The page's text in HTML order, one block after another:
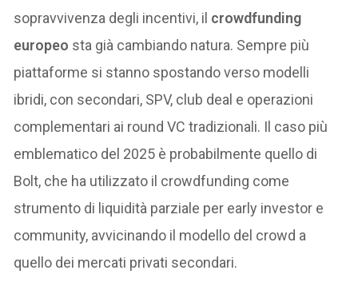
sopravvivenza degli incentivi, il crowdfunding
europeo sta già cambiando natura. Sempre più
piattaforme si stanno spostando verso modelli
ibridi, con secondari, SPV, club deal e operazioni
complementari ai round VC tradizionali. Il caso più
emblematico del 2025 è probabilmente quello di
Bolt, che ha utilizzato il crowdfunding come
strumento di liquidità parziale per early investor e
community, avvicinando il modello del crowd a
quello dei mercati privati secondari.